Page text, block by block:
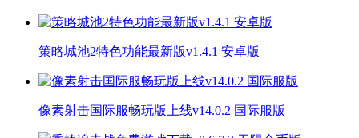
策略城池2特色功能最新版v1.4.1 安卓版
像素射击国际服畅玩版上线v14.0.2 国际服版